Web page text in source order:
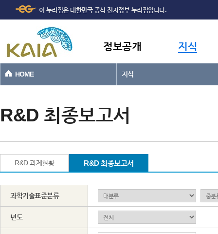
본문바로가기
이 누리집은 대한민국 공식 전자정부 누리집입니다.
정보공개 지식
HOME 지식
R&D 최종보고서
R&D 과제현황 R&D 최종보고서
과학기술표준분류
년도